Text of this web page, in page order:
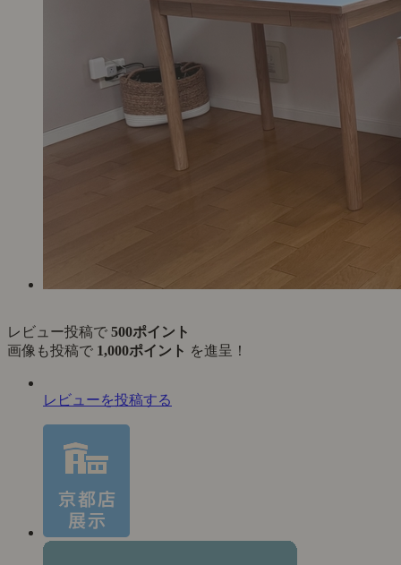
レビュー投稿で 500ポイント
画像も投稿で 1,000ポイント を進呈！
レビューを投稿する